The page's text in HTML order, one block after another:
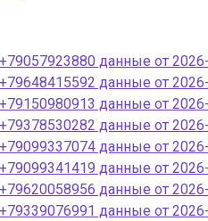
данные от
данные от
данные от
данные от
данные от
данные от
данные от
данные от